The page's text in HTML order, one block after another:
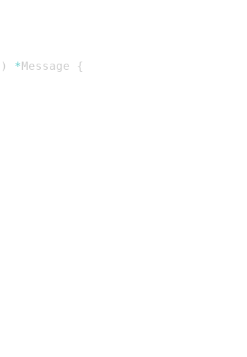
) * Message
{